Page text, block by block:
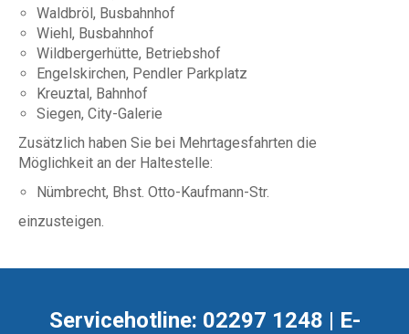
Waldbröl, Busbahnhof
Wiehl, Busbahnhof
Wildbergerhütte, Betriebshof
Engelskirchen, Pendler Parkplatz
Kreuztal, Bahnhof
Siegen, City-Galerie
Zusätzlich haben Sie bei Mehrtagesfahrten die
Möglichkeit an der Haltestelle:
Nümbrecht, Bhst. Otto-Kaufmann-Str.
einzusteigen.
Servicehotline: 02297 1248 | E-